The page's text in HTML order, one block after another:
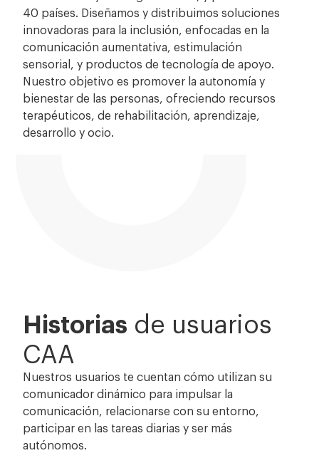
40 países. Diseñamos y distribuimos soluciones
innovadoras para la inclusión, enfocadas en la
comunicación aumentativa, estimulación
sensorial, y productos de tecnología de apoyo.
Nuestro objetivo es promover la autonomía y
bienestar de las personas, ofreciendo recursos
terapéuticos, de rehabilitación, aprendizaje,
desarrollo y ocio.
Historias de usuarios
CAA
Nuestros usuarios te cuentan cómo utilizan su
comunicador dinámico para impulsar la
comunicación, relacionarse con su entorno,
participar en las tareas diarias y ser más
autónomos.